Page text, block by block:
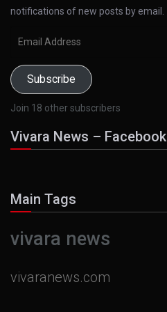
notifications of new posts by email.
Subscribe
Join 18 other subscribers
Vivara News – Facebook
Main Tags
vivara news
vivaranews.com